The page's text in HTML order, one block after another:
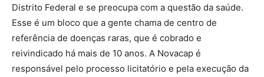
Distrito Federal e se preocupa com a questão da saúde.
Esse é um bloco que a gente chama de centro de
referência de doenças raras, que é cobrado e
reivindicado há mais de 10 anos. A Novacap é
responsável pelo processo licitatório e pela execução da